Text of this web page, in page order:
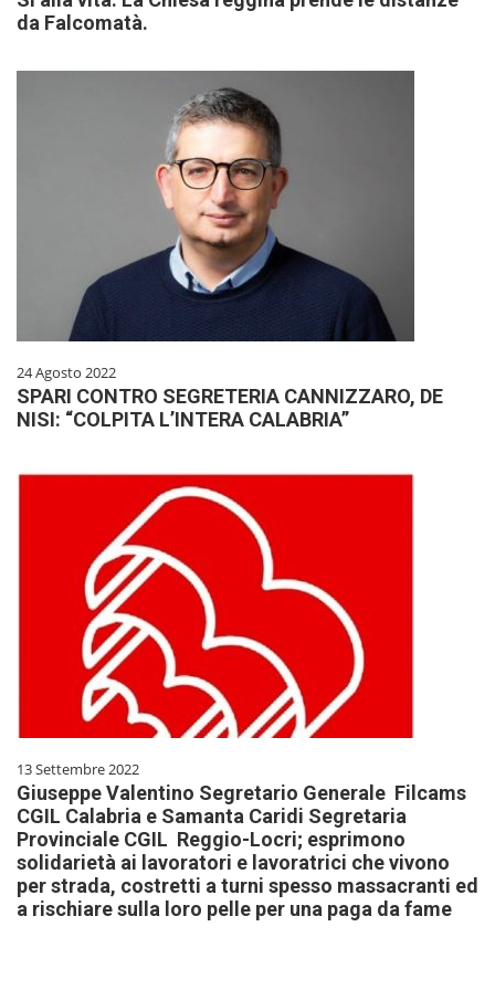
da Falcomatà.
24 Agosto 2022
SPARI CONTRO SEGRETERIA CANNIZZARO, DE
NISI: “COLPITA L’INTERA CALABRIA”
13 Settembre 2022
Giuseppe Valentino Segretario Generale Filcams
CGIL Calabria e Samanta Caridi Segretaria
Provinciale CGIL Reggio-Locri; esprimono
solidarietà ai lavoratori e lavoratrici che vivono
per strada, costretti a turni spesso massacranti ed
a rischiare sulla loro pelle per una paga da fame